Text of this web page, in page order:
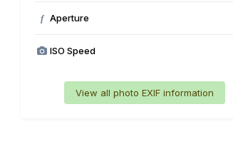
f Aperture
ISO Speed
View all photo EXIF information